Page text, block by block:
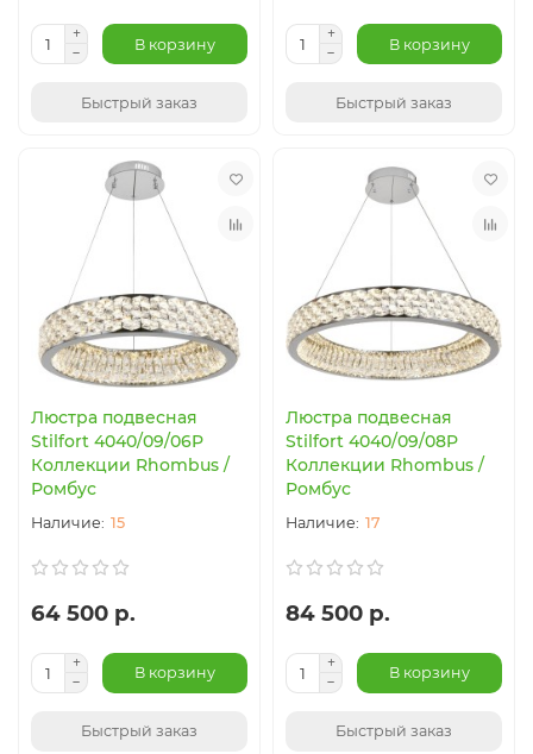
В корзину
Быстрый заказ
В корзину
Быстрый заказ
Люстра подвесная
Stilfort 4040/09/06P
Коллекции Rhombus /
Ромбус
15
64 500 р.
В корзину
Быстрый заказ
Люстра подвесная
Stilfort 4040/09/08P
Коллекции Rhombus /
Ромбус
17
84 500 р.
В корзину
Быстрый заказ